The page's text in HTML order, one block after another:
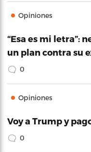
Opiniones
“Esa es mi letra”:
un plan contra su
0
Opiniones
Voy a Trump y
0